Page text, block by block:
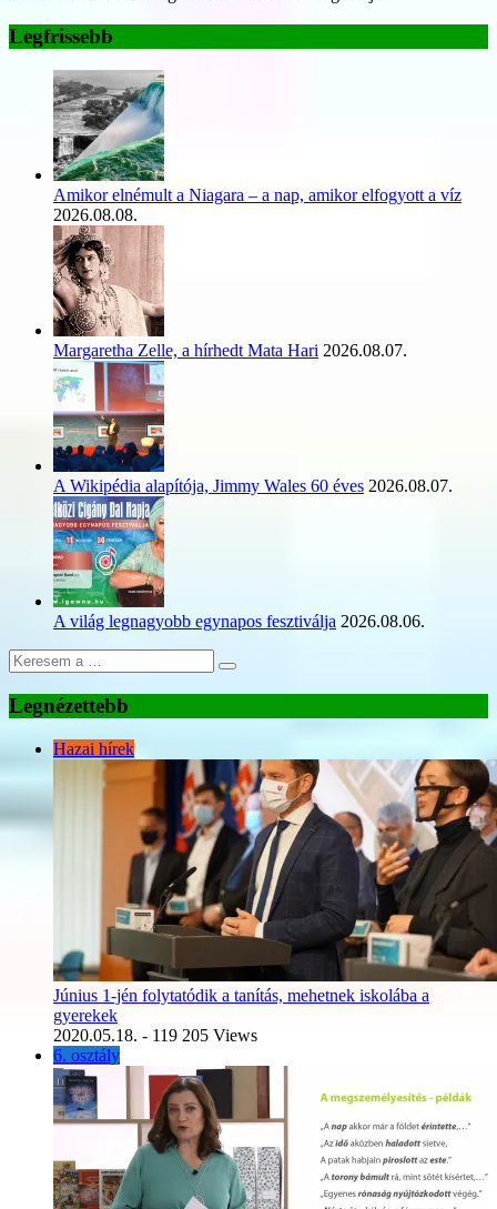
Legfrissebb
Amikor elnémult a Niagara – a nap, amikor elfogyott a víz
2026.08.08.
Margaretha Zelle, a hírhedt Mata Hari 2026.08.07.
A Wikipédia alapítója, Jimmy Wales 60 éves 2026.08.07.
A világ legnagyobb egynapos fesztiválja 2026.08.06.
Legnézettebb
Hazai hírek
Június 1-jén folytatódik a tanítás, mehetnek iskolába a
gyerekek
2020.05.18. - 119 205 Views
6. osztály